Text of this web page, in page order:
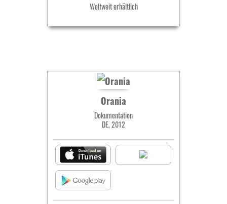
Weltweit erhältlich
Orania
Dokumentation
DE, 2012